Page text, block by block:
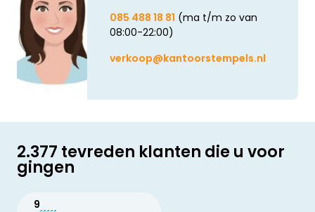
085 488 18 81 (ma t/m zo van
08:00-22:00)
verkoop@kantoorstempels.nl
2.377 tevreden klanten die u voor
gingen
9